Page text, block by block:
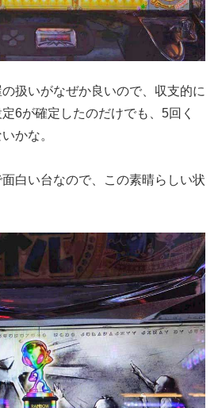
扱いがなぜか良いので、収支的に
6が確定したのだけでも、5回く
かな。
白い台なので、この素晴らしい状